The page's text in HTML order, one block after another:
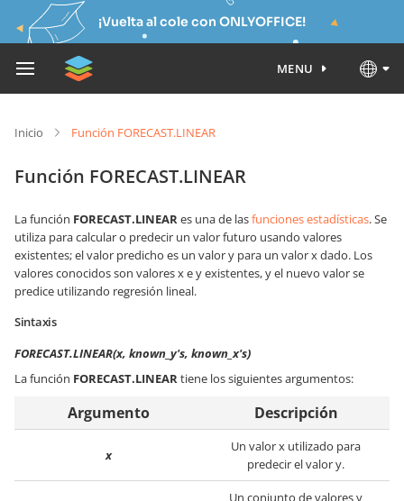
¡Vuelta al cole con ONLYOFFICE!
MENU
Inicio Función FORECAST.LINEAR
Función FORECAST.LINEAR
La función FORECAST.LINEARes una de lasfunciones estadísticas. Se
utiliza para calcular o predecir un valor futuro usando valores
existentes; el valor predicho es un valor y para un valor x dado. Los
valores conocidos son valores x e y existentes, y el nuevo valor se
predice utilizando regresión lineal.
Sintaxis
FORECAST.LINEAR(x, known_y's, known_x's)
La función FORECAST.LINEARtiene los siguientes argumentos:
Argumento Descripción
x
Un valor x utilizado para
predecir el valor y.
Un conjunto de valores y